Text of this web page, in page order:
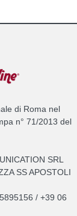
di Roma nel
n° 71/2013 del
SRL
SS APOSTOLI
/ +39 06